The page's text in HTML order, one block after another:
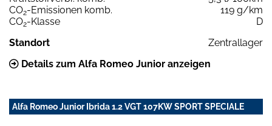
CO2-Emissionen komb.
119 g/km
CO2-Klasse
D
Standort
Zentrallager
Details zum Alfa Romeo Junior anzeigen
Alfa Romeo Junior Ibrida 1.2 VGT 107KW SPORT SPECIALE